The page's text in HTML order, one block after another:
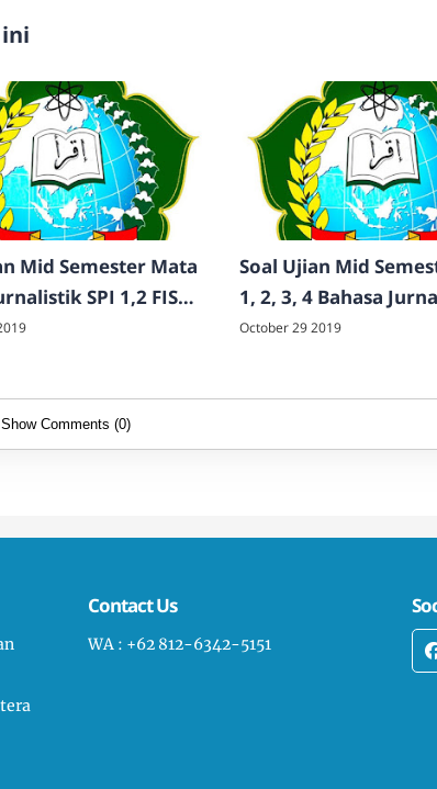
Mid Semester Mata
SPI 1,2 FIS
Soal Ujian Mid
1, 2, 3, 4 Bahasa
UINSU
October 29 2019
Show Comments (0)
Contact Us
WA : +62 812-6342-5151